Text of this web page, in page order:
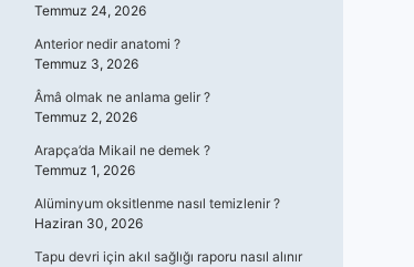
Temmuz 24, 2026
Anterior nedir anatomi ?
Temmuz 3, 2026
Âmâ olmak ne anlama gelir ?
Temmuz 2, 2026
Arapça’da Mikail ne demek ?
Temmuz 1, 2026
Alüminyum oksitlenme nasıl temizlenir ?
Haziran 30, 2026
Tapu devri için akıl sağlığı raporu nasıl alınır